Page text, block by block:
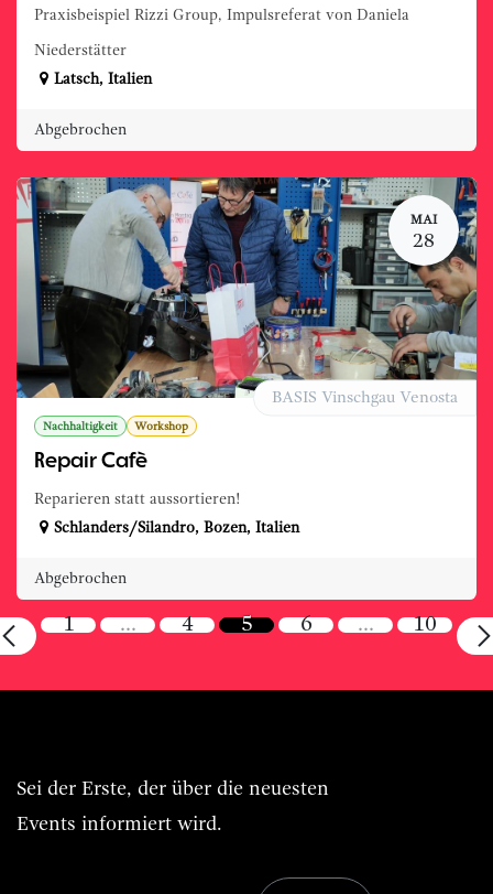
Praxisbeispiel Rizzi Group, Impulsreferat von Daniela
Niederstätter
Latsch, Italien
Abgebrochen
MAI
28
Nachhaltigkeit Workshop
Repair Cafè
Reparieren statt aussortieren!
BASIS Vinschgau Venosta
Schlanders/Silandro, Bozen, Italien
Abgebrochen
1 … 4 5 6 … 10
Sei der Erste, der über die neuesten
Events informiert wird.